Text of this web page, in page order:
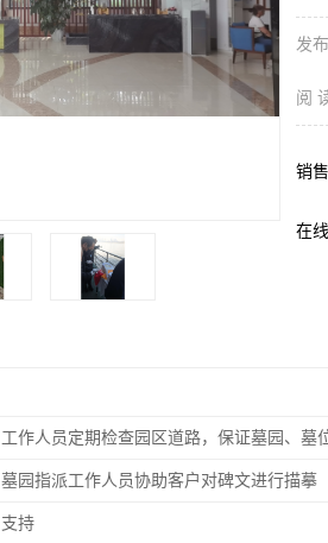
发
阅
销
在线
墓园指派工作人员协助客户对碑文进行描摹
支持